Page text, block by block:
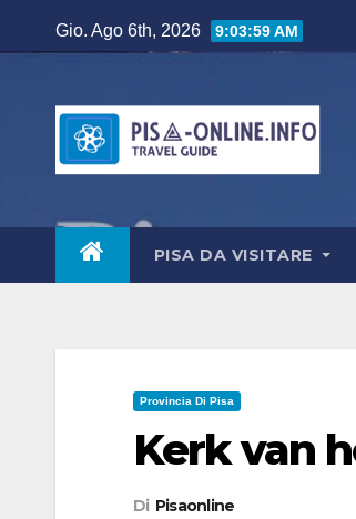
al
Gio. Ago 6th, 2026 9:04:00 AM
PISA DA VISITARE
Provincia Di Pisa
Kerk van
Di Pisaonline